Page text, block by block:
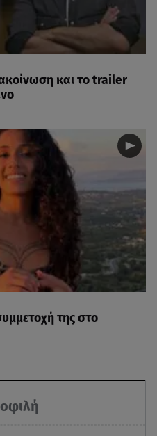
και το trailer
της στο